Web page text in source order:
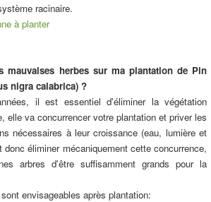
racinaire.
à planter
mauvaises herbes sur ma plantation de Pin
nigra calabrica) ?
il est essentiel d'éliminer la végétation
elle va concurrencer votre plantation et priver les
nécessaires à leur croissance (eau, lumière et
éliminer mécaniquement cette concurrence,
arbres d'être suffisamment grands pour la
envisageables après plantation: